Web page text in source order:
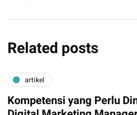
Related posts
artikel
Kompetensi yang Perlu